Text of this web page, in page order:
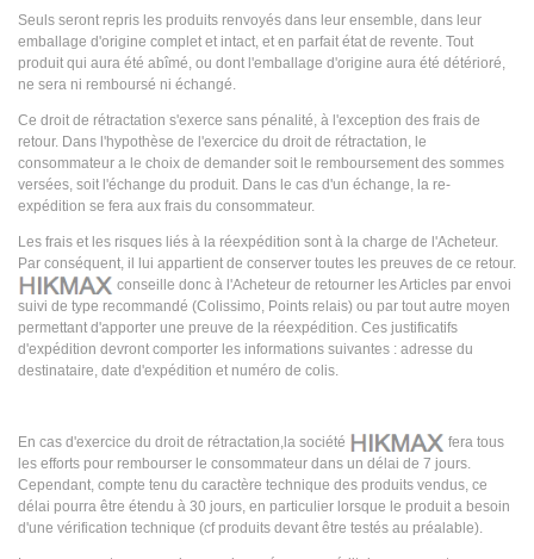
Seuls seront repris les produits renvoyés dans leur ensemble, dans leur
emballage d'origine complet et intact, et en parfait état de revente. Tout
produit qui aura été abîmé, ou dont l'emballage d'origine aura été détérioré,
ne sera ni remboursé ni échangé.
Ce droit de rétractation s'exerce sans pénalité, à l'exception des frais de
retour. Dans l'hypothèse de l'exercice du droit de rétractation, le
consommateur a le choix de demander soit le remboursement des sommes
versées, soit l'échange du produit. Dans le cas d'un échange, la re-
expédition se fera aux frais du consommateur.
Les frais et les risques liés à la réexpédition sont à la charge de l'Acheteur.
Par conséquent, il lui appartient de conserver toutes les preuves de ce retour.
conseille donc à l'Acheteur de retourner les Articles par envoi
suivi de type recommandé (Colissimo, Points relais) ou par tout autre moyen
permettant d'apporter une preuve de la réexpédition. Ces justificatifs
d'expédition devront comporter les informations suivantes : adresse du
destinataire, date d'expédition et numéro de colis.
En cas d'exercice du droit de rétractation,la société
fera tous
les efforts pour rembourser le consommateur dans un délai de 7 jours.
Cependant, compte tenu du caractère technique des produits vendus, ce
délai pourra être étendu à 30 jours, en particulier lorsque le produit a besoin
d'une vérification technique (cf produits devant être testés au préalable).